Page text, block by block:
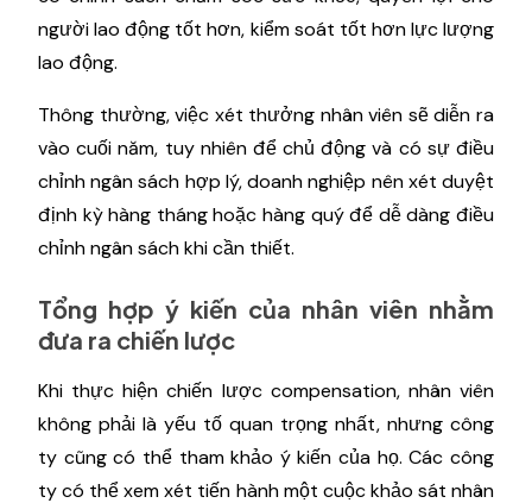
người lao động tốt hơn, kiểm soát tốt hơn lực lượng
lao động.
Thông thường, việc xét thưởng nhân viên sẽ diễn ra
vào cuối năm, tuy nhiên để chủ động và có sự điều
chỉnh ngân sách hợp lý, doanh nghiệp nên xét duyệt
định kỳ hàng tháng hoặc hàng quý để dễ dàng điều
chỉnh ngân sách khi cần thiết.
Tổng hợp ý kiến của nhân viên nhằm
đưa ra chiến lược
Khi thực hiện chiến lược compensation, nhân viên
không phải là yếu tố quan trọng nhất, nhưng công
ty cũng có thể tham khảo ý kiến ​​của họ. Các công
ty có thể xem xét tiến hành một cuộc khảo sát nhân